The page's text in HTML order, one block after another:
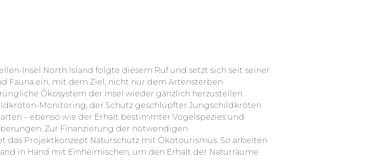
Insel North Island folgte diesem Ruf und setzt sich seit seiner
Fauna ein, mit dem Ziel, nicht nur dem Artensterben
Ökosystem der Insel wieder gänzlich herzustellen.
Monitoring, der Schutz geschlüpfter Jungschildkröten
– ebenso wie der Erhalt bestimmter Vogelspezies und
Zur Finanzierung der notwendigen
das Projektkonzept Naturschutz mit Ökotourismus. So arbeiten
in Hand mit Einheimischen, um den Erhalt der Naturräume